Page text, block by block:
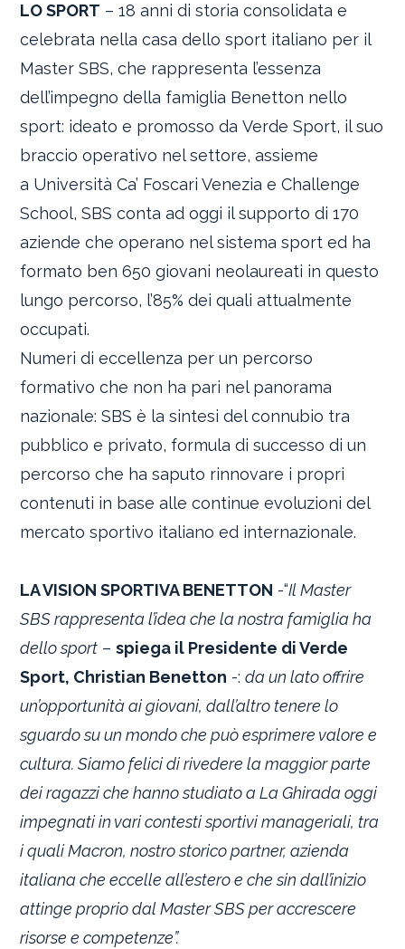
LO SPORT – 18 anni di storia consolidata e
celebrata nella casa dello sport italiano per il
Master SBS, che rappresenta l’essenza
dell’impegno della famiglia Benetton nello
sport: ideato e promosso da Verde Sport, il suo
braccio operativo nel settore, assieme
a Università Ca’ Foscari Venezia e Challenge
School, SBS conta ad oggi il supporto di 170
aziende che operano nel sistema sport ed ha
formato ben 650 giovani neolaureati in questo
lungo percorso, l’85% dei quali attualmente
occupati.
Numeri di eccellenza per un percorso
formativo che non ha pari nel panorama
nazionale: SBS è la sintesi del connubio tra
pubblico e privato, formula di successo di un
percorso che ha saputo rinnovare i propri
contenuti in base alle continue evoluzioni del
mercato sportivo italiano ed internazionale.
LA VISION SPORTIVA BENETTON -“Il Master
SBS rappresenta l’idea che la nostra famiglia ha
dello sport –spiega il Presidente di Verde
Sport, Christian Benetton -:da un lato offrire
un’opportunità ai giovani, dall’altro tenere lo
sguardo su un mondo che può esprimere valore e
cultura. Siamo felici di rivedere la maggior parte
dei ragazzi che hanno studiato a La Ghirada oggi
impegnati in vari contesti sportivi manageriali, tra
i quali Macron, nostro storico partner, azienda
italiana che eccelle all’estero e che sin dall’inizio
attinge proprio dal Master SBS per accrescere
risorse e competenze”.